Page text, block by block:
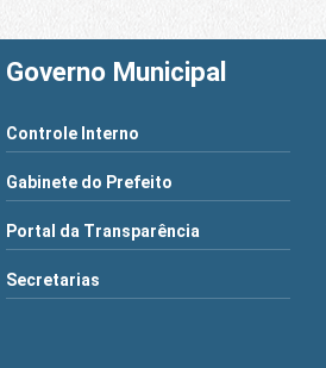
Governo Municipal
Controle Interno
Gabinete do Prefeito
Portal da Transparência
Secretarias